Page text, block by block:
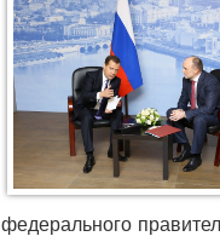
федерального